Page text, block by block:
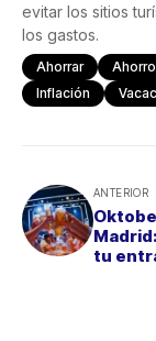
evitar los sitios
los gastos.
Ahorrar Ahorro
Inflación
ANTERIOR
tu